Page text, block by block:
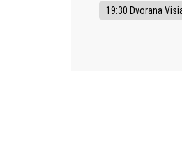
19:30 Dvorana